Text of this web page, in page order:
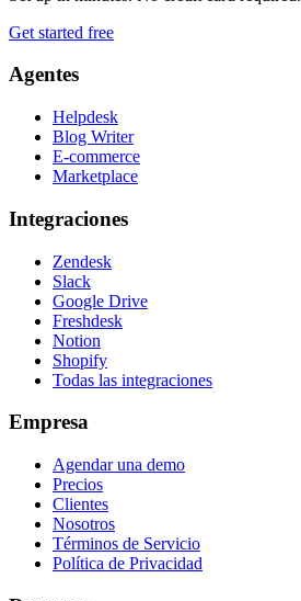
Get started free
Agentes
Helpdesk
Blog Writer
E-commerce
Marketplace
Integraciones
Zendesk
Slack
Google Drive
Freshdesk
Notion
Shopify
Todas las integraciones
Empresa
Agendar una demo
Precios
Clientes
Nosotros
Términos de Servicio
Política de Privacidad